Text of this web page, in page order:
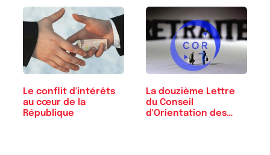
Le conflit d'intérêts
au cœur de la
République
La douzième Lettre
du Conseil
d'Orientation des